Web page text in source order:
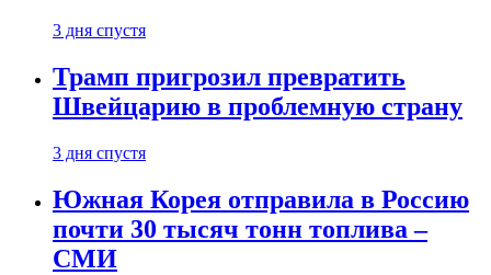
3 дня спустя
Трамп пригрозил превратить
Швейцарию в проблемную страну
3 дня спустя
Южная Корея отправила в Россию
почти 30 тысяч тонн топлива –
СМИ